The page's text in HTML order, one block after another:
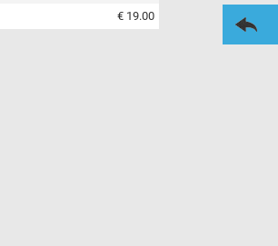
€ 19.00